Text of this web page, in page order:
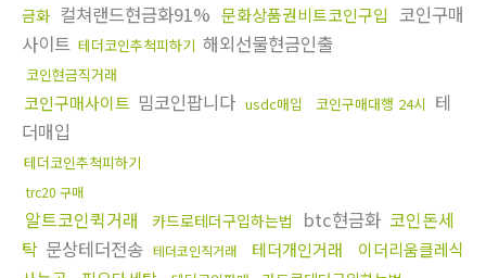
금화 컬쳐랜드현금화91% 문화상품권비트코인구입 코인구매
사이트 테더코인추척피하기 해외선물현금인출
코인현금직거래
코인구매사이트 밈코인팝니다 usdc매입 코인구매대행 24시 테
더매입
테더코인추척피하기
trc20 구매
알트코인퀵거래 카드로테더구입하는법 btc현금화 코인돈세
탁 문상테더전송 테더코인직거래 테더개인거래
이더리움클레식